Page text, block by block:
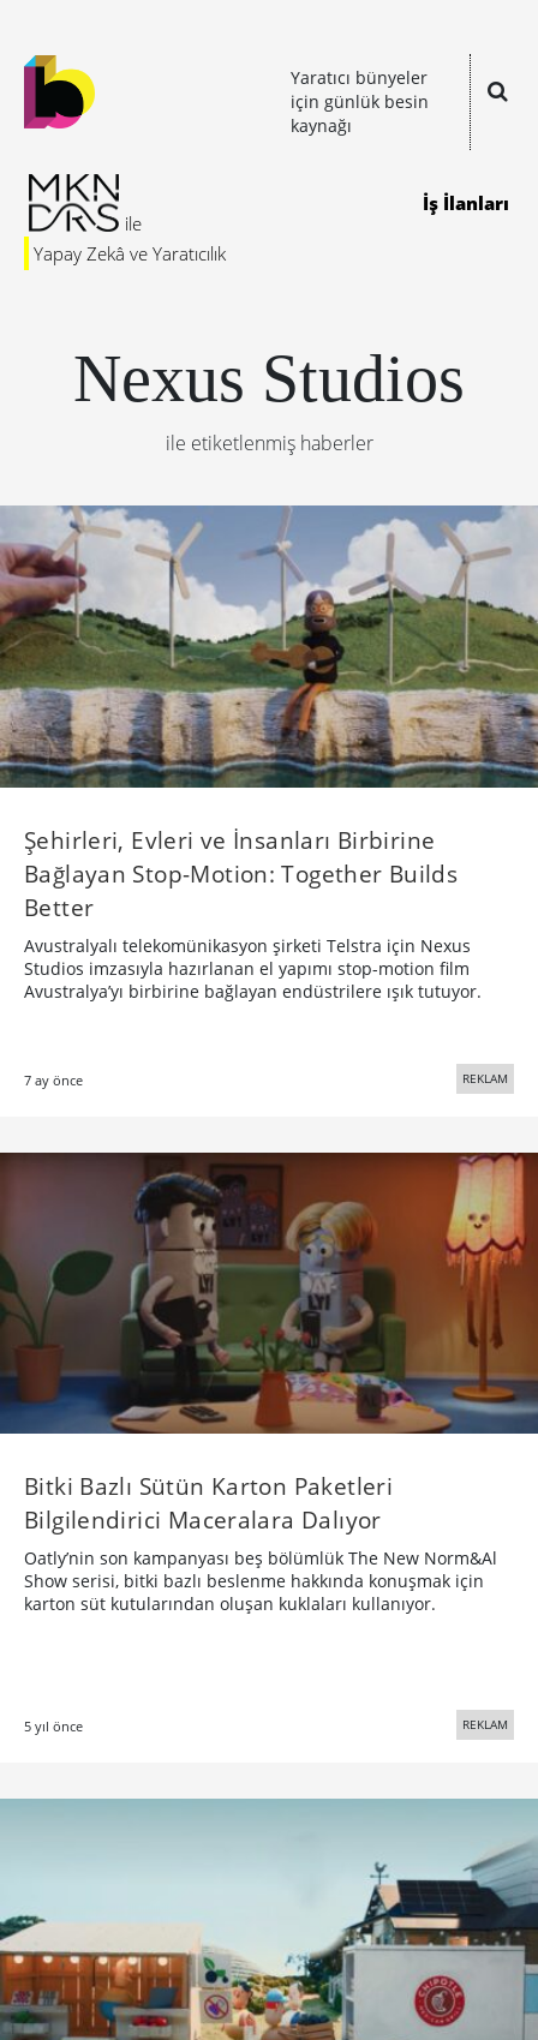
Yaratıcı bünyeler
için günlük besin
kaynağı
Yapay Zekâ ve Yaratıcılık
İş İlanları
Nexus Studios
ile etiketlenmiş haberler
Şehirleri, Evleri ve İnsanları Birbirine
Bağlayan Stop-Motion: Together Builds
Better
Avustralyalı telekomünikasyon şirketi Telstra için Nexus
Studios imzasıyla hazırlanan el yapımı stop-motion film
Avustralya’yı birbirine bağlayan endüstrilere ışık tutuyor.
7 ay önce REKLAM
Bitki Bazlı Sütün Karton Paketleri
Bilgilendirici Maceralara Dalıyor
Oatly’nin son kampanyası beş bölümlük The New Norm&Al
Show serisi, bitki bazlı beslenme hakkında konuşmak için
karton süt kutularından oluşan kuklaları kullanıyor.
5 yıl önce REKLAM